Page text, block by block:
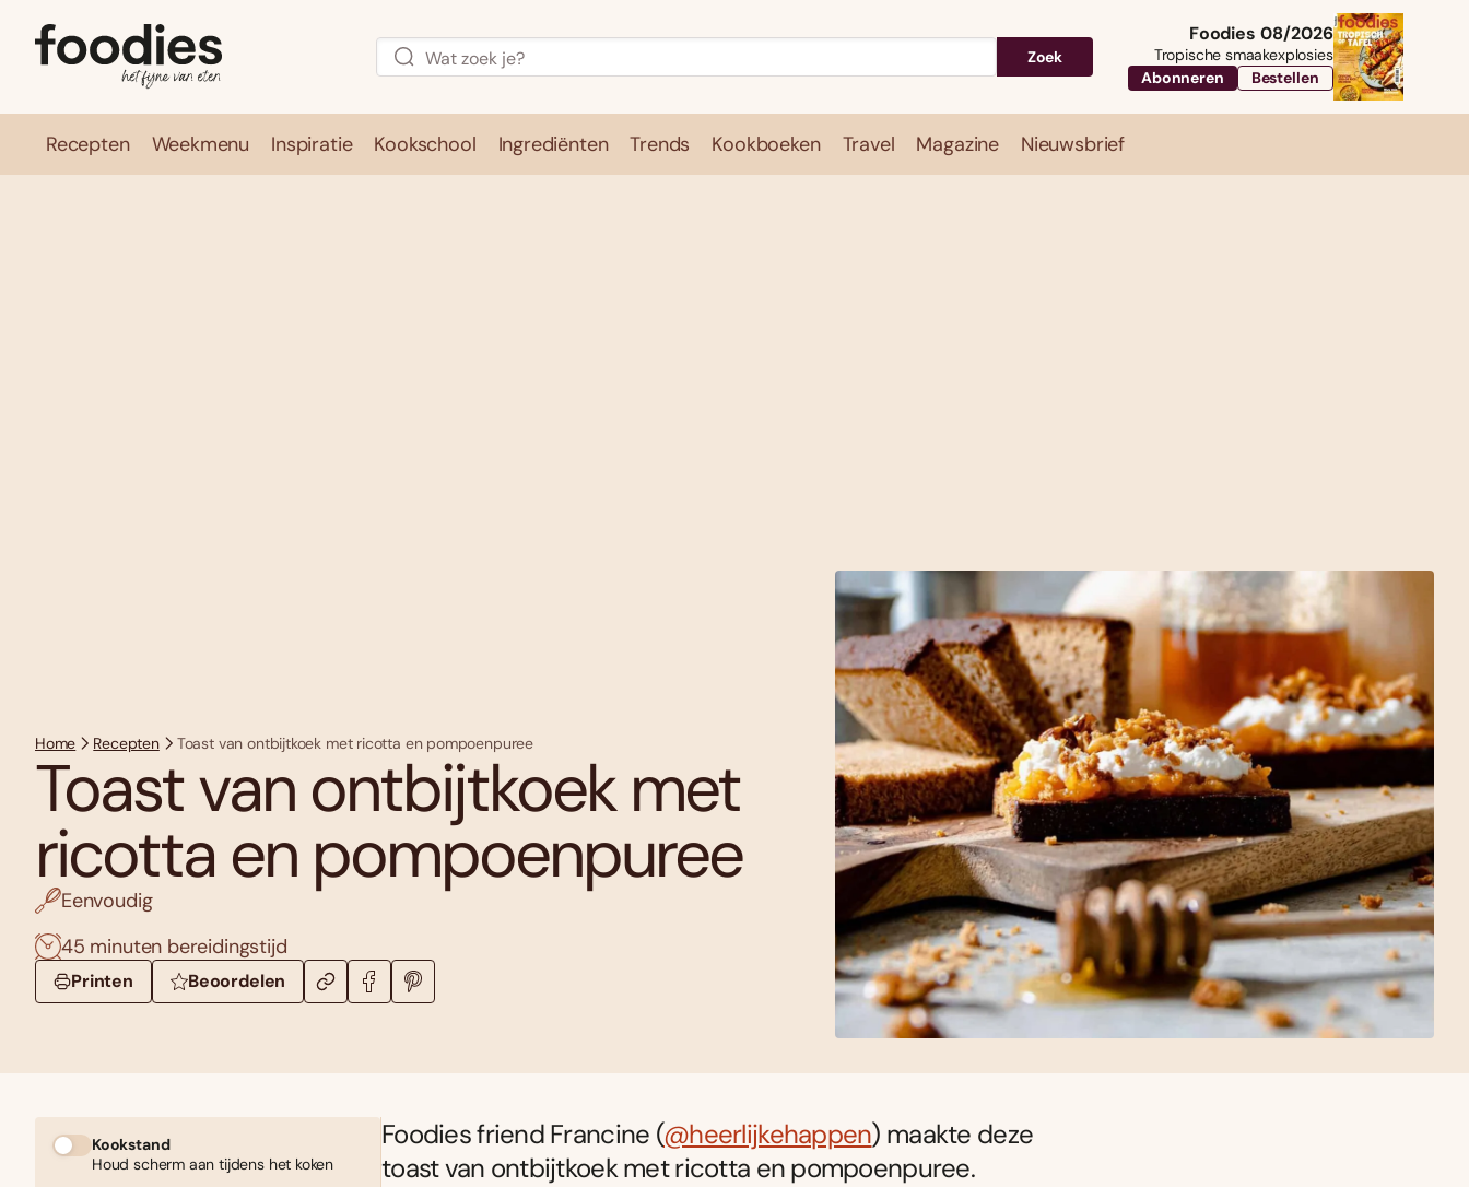
Zoek
Foodies 08/2026
Tropische smaakexplosies
Abonneren
Bestellen
Recepten Weekmenu Inspiratie Kookschool Ingrediënten Trends Kookboeken Travel Magazine Nieuwsbrief
Home Recepten Toast van ontbijtkoek met ricotta en pompoenpuree
Toast van ontbijtkoek met
ricotta en pompoenpuree
Eenvoudig
45 minuten bereidingstijd
Printen Beoordelen
Kookstand
Houd scherm aan tijdens het koken
Foodies friend Francine (@heerlijkehappen) maakte deze
toast van ontbijtkoek met ricotta en pompoenpuree.